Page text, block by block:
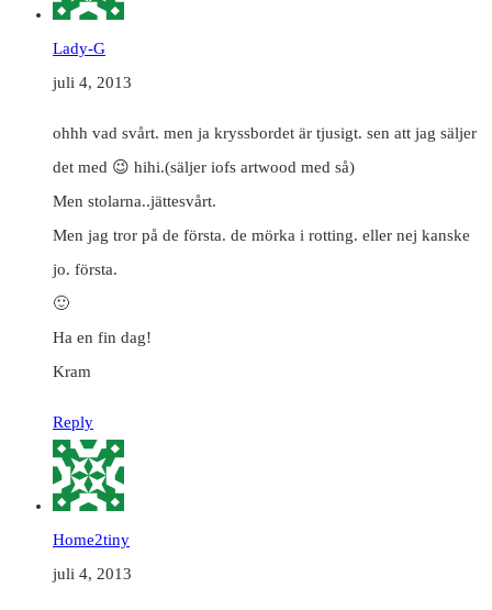
Lady-G
juli 4, 2013
ohhh vad svårt. men ja kryssbordet är tjusigt. sen att jag säljer
det med 😉 hihi.(säljer iofs artwood med så)
Men stolarna..jättesvårt.
Men jag tror på de första. de mörka i rotting. eller nej kanske
jo. första.
🙂
Ha en fin dag!
Kram
Reply
Home2tiny
juli 4, 2013